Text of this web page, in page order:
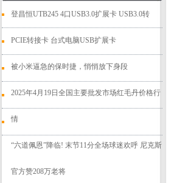
登昌恒UTB245 4口USB3.0扩展卡 USB3.0转
PCIE转接卡 台式电脑USB扩展卡
被小米逼急的保时捷，悄悄放下身段
2025年4月19日全国主要批发市场红毛丹价格行
情
“六道佩恩”降临! 末节11分全场球迷欢呼 尼克斯
官方赞208万老将